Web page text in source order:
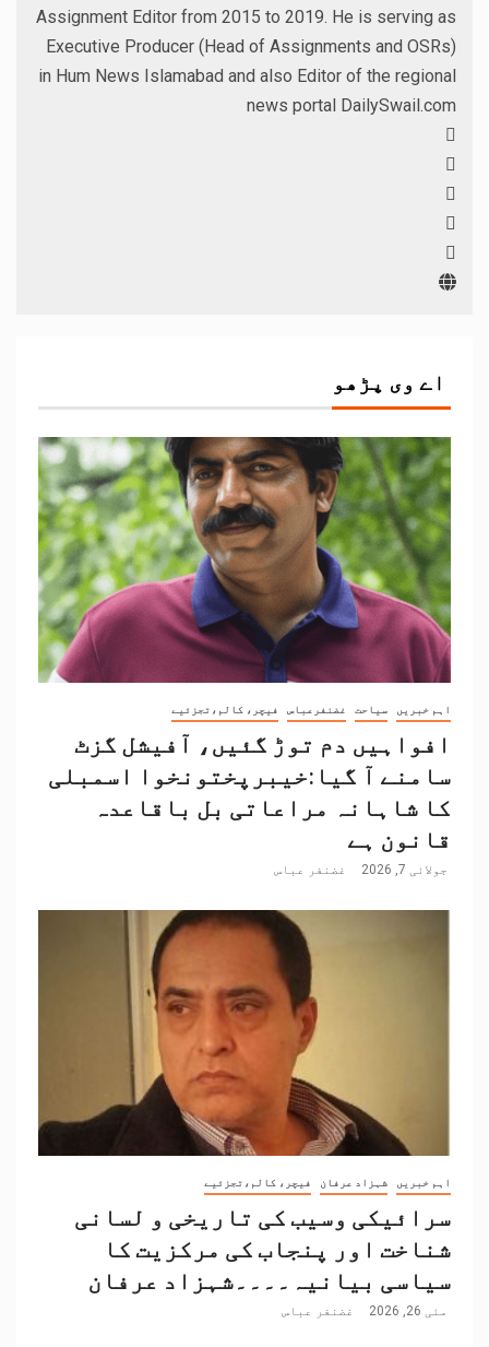
Assignment Editor from 2015 to 2019. He is serving as
Executive Producer (Head of Assignments and OSRs)
in Hum News Islamabad and also Editor of the regional
news portal DailySwail.com
اے وی پڑھو
اہم خبریں سیاحت غضنفرعباس فیچر، کالم،تجزئیے
افواہیں دم توڑ گئیں، آفیشل گزٹ
سامنے آ گیا:خیبرپختونخوا اسمبلی
کا شاہانہ مراعاتی بل باقاعدہ
قانون ہے
جولائی 7, 2026 غضنفر عباس
اہم خبریں شہزاد عرفان فیچر، کالم،تجزئیے
سرائیکی وسیب کی تاریخی و لسانی
شناخت اور پنجاب کی مرکزیت کا
سیاسی بیانیہ۔۔۔۔شہزاد عرفان
مئی 26, 2026 غضنفر عباس